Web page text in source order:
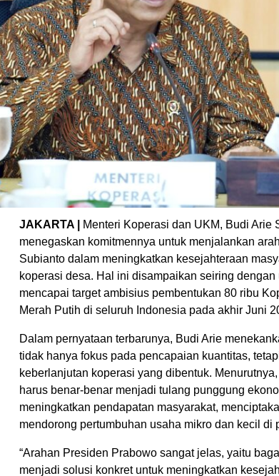
JAKARTA |
Menteri Koperasi dan UKM, Budi Arie
menegaskan komitmennya untuk menjalankan
Subianto dalam meningkatkan kesejahteraan
koperasi desa. Hal ini disampaikan seiring dengan
mencapai target ambisius pembentukan 80 ribu
Merah Putih di seluruh Indonesia pada akhir Juni
Dalam pernyataan terbarunya, Budi Arie
tidak hanya fokus pada pencapaian kuantitas,
keberlanjutan koperasi yang dibentuk.
harus benar-benar menjadi tulang punggung
meningkatkan pendapatan masyarakat,
mendorong pertumbuhan usaha mikro dan kecil di
“Arahan Presiden Prabowo sangat jelas, yaitu
menjadi solusi konkret untuk meningkatkan